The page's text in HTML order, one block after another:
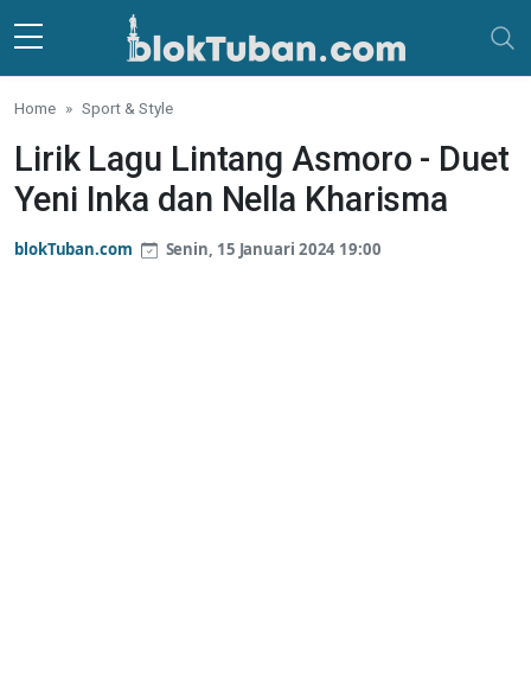
Skip to main content
Home Sport & Style
Lirik Lagu Lintang Asmoro - Duet
Yeni Inka dan Nella Kharisma
blokTuban.com Senin, 15 Januari 2024 19:00